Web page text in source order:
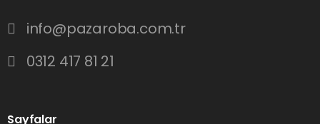
info@pazaroba.com.tr
0312 417 81 21
Sayfalar